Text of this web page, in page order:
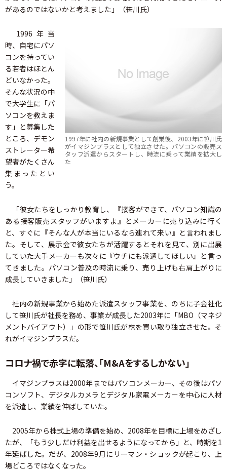
があるのではないかと考えました」（笹川氏）
1997年に社内の新規事業として創業後、2003年に笹川氏
がイマジンプラスとして独立させた。パソコンの販売ス
タッフ派遣からスタートし、時流に乗って業績を拡大し
た
1996年当
時、自宅にパソ
コンを持ってい
る若者はほとん
どいなかった。
そんな状況の中
で大学生に「パ
ソコンを教えま
す」と募集した
ところ、デモン
ストレーター希
望者がたくさん
集まったとい
う。
「彼女たちをしっかり教育し、『接客ができて、パソコン知識の
ある接客販売スタッフがいますよ』とメーカーに売り込みに行く
と、すぐに『そんな人が本当にいるなら連れて来い』と言われまし
た。そして、展示会で彼女たちが活躍するとそれを見て、別に出展
していた大手メーカーも次々に『ウチにも派遣してほしい』と言っ
てきました。パソコン普及の時流に乗り、売り上げも右肩上がりに
成長していきました」（笹川氏）
社内の新規事業から始めた派遣スタッフ事業を、のちに子会社化
して笹川氏が社長を務め、事業が成長した2003年に「MBO（マネジ
メントバイアウト）」の形で笹川氏が株を買い取り独立させた。そ
れがイマジンプラスだ。
コロナ禍で赤字に転落、「M&Aをするしかない」
イマジンプラスは2000年まではパソコンメーカー、その後はパソ
コンソフト、デジタルカメラとデジタル家電メーカーを中心に人材
を派遣し、業績を伸ばしていた。
2005年から株式上場の準備を始め、2008年を目標に上場をめざし
たが、「もう少しだけ利益を出せるようになってから」と、時期を1
年延ばした。だが、2008年9月にリーマン・ショックが起こり、上
場どころではなくなった。